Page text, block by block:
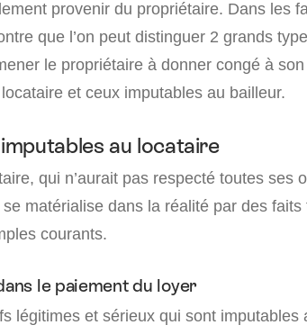
provenir du propriétaire. Dans les
que l’on peut distinguer 2 grands
le propriétaire à donner congé à
et ceux imputables au bailleur.
au locataire
qui n’aurait pas respecté toutes ses
matérialise dans la réalité par des
courants.
le paiement du loyer
légitimes et sérieux qui sont imputables